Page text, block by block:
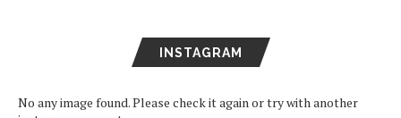
INSTAGRAM
No any image found. Please check it again or try with another